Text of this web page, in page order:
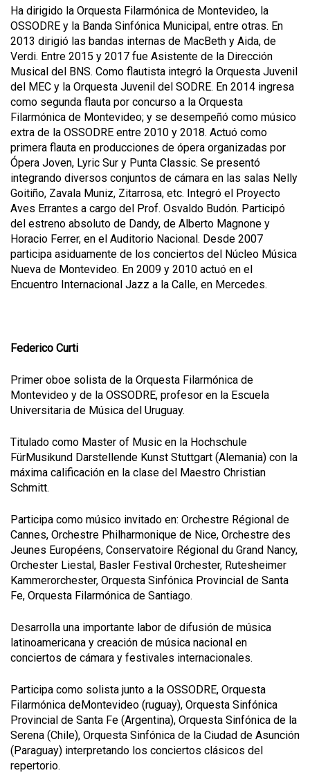
Ha dirigido la Orquesta Filarmónica de Montevideo, la
OSSODRE y la Banda Sinfónica Municipal, entre otras. En
2013 dirigió las bandas internas de MacBeth y Aida, de
Verdi. Entre 2015 y 2017 fue Asistente de la Dirección
Musical del BNS. Como flautista integró la Orquesta Juvenil
del MEC y la Orquesta Juvenil del SODRE. En 2014 ingresa
como segunda flauta por concurso a la Orquesta
Filarmónica de Montevideo; y se desempeñó como músico
extra de la OSSODRE entre 2010 y 2018. Actuó como
primera flauta en producciones de ópera organizadas por
Ópera Joven, Lyric Sur y Punta Classic. Se presentó
integrando diversos conjuntos de cámara en las salas Nelly
Goitiño, Zavala Muniz, Zitarrosa, etc. Integró el Proyecto
Aves Errantes a cargo del Prof. Osvaldo Budón. Participó
del estreno absoluto de Dandy, de Alberto Magnone y
Horacio Ferrer, en el Auditorio Nacional. Desde 2007
participa asiduamente de los conciertos del Núcleo Música
Nueva de Montevideo. En 2009 y 2010 actuó en el
Encuentro Internacional Jazz a la Calle, en Mercedes.
Federico Curti
Primer oboe solista de la Orquesta Filarmónica de
Montevideo y de la OSSODRE, profesor en la Escuela
Universitaria de Música del Uruguay.
Titulado como Master of Music en la Hochschule
FürMusikund Darstellende Kunst Stuttgart (Alemania) con la
máxima calificación en la clase del Maestro Christian
Schmitt.
Participa como músico invitado en: Orchestre Régional de
Cannes, Orchestre Philharmonique de Nice, Orchestre des
Jeunes Européens, Conservatoire Régional du Grand Nancy,
Orchester Liestal, Basler Festival 0rchester, Rutesheimer
Kammerorchester, Orquesta Sinfónica Provincial de Santa
Fe, Orquesta Filarmónica de Santiago.
Desarrolla una importante labor de difusión de música
latinoamericana y creación de música nacional en
conciertos de cámara y festivales internacionales.
Participa como solista junto a la OSSODRE, Orquesta
Filarmónica deMontevideo (ruguay), Orquesta Sinfónica
Provincial de Santa Fe (Argentina), Orquesta Sinfónica de la
Serena (Chile), Orquesta Sinfónica de la Ciudad de Asunción
(Paraguay) interpretando los conciertos clásicos del
repertorio.